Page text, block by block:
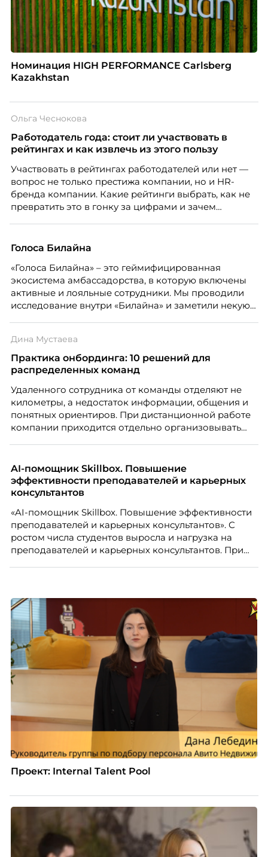
Номинация HIGH PERFORMANCE Carlsberg
Kazakhstan
Ольга Чеснокова
Работодатель года: стоит ли участвовать в
рейтингах и как извлечь из этого пользу
Участвовать в рейтингах работодателей или нет —
вопрос не только престижа компании, но и HR-
бренда компании. Какие рейтинги выбрать, как не
превратить это в гонку за цифрами и зачем
Чеснокова, HR-директор Right line.
Голоса Билайна
«Голоса Билайна» – это геймифицированная
экосистема амбассадорства, в которую включены
активные и лояльные сотрудники. Мы проводили
исследование внутри «Билайна» и заметили некую
благодарности и публичного признания.
Дина Мустаева
Практика онбординга: 10 решений для
распределенных команд
Удаленного сотрудника от команды отделяют не
километры, а недостаток информации, общения и
понятных ориентиров. При дистанционной работе
компании приходится отдельно организовывать
по работе с персоналом Инфомаксимум,
рассказывает, как выстроить адаптацию
распределенной команды без лишнего контроля и
AI-помощник Skillbox. Повышение
эффективности преподавателей и карьерных
консультантов
«AI-помощник Skillbox. Повышение эффективности
преподавателей и карьерных консультантов». С
ростом числа студентов выросла и нагрузка на
преподавателей и карьерных консультантов. При
процессы, сохранить качество поддержки и
масштабироваться без роста команды. Так и
появился AI-помощник, встроенный в платформу
Skillbox.
Проект: Internal Talent Pool